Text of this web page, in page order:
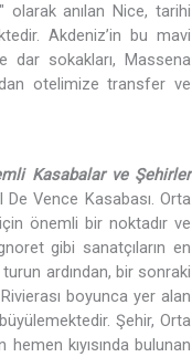
olarak anılan Nice, tarihi
Akdeniz’in bu mavi
dar sokakları, Massena
otelimize transfer ve
Kasabalar ve Şehirler
Vence Kasabası. Orta
önemli bir noktadır ve
gibi sanatçıların en
ardından, bir sonraki
boyunca yer alan
Şehir, Orta
kıyısında bulunan